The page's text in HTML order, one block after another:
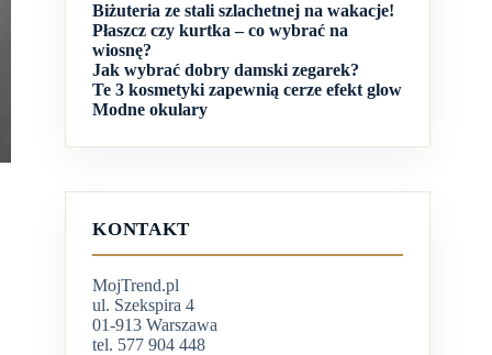
Biżuteria ze stali szlachetnej na wakacje!
Płaszcz czy kurtka – co wybrać na
wiosnę?
Jak wybrać dobry damski zegarek?
Te 3 kosmetyki zapewnią cerze efekt glow
Modne okulary
KONTAKT
MojTrend.pl
ul. Szekspira 4
01-913 Warszawa
tel. 577 904 448